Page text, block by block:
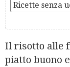
Ricette senza
Il risotto alle
piatto buono